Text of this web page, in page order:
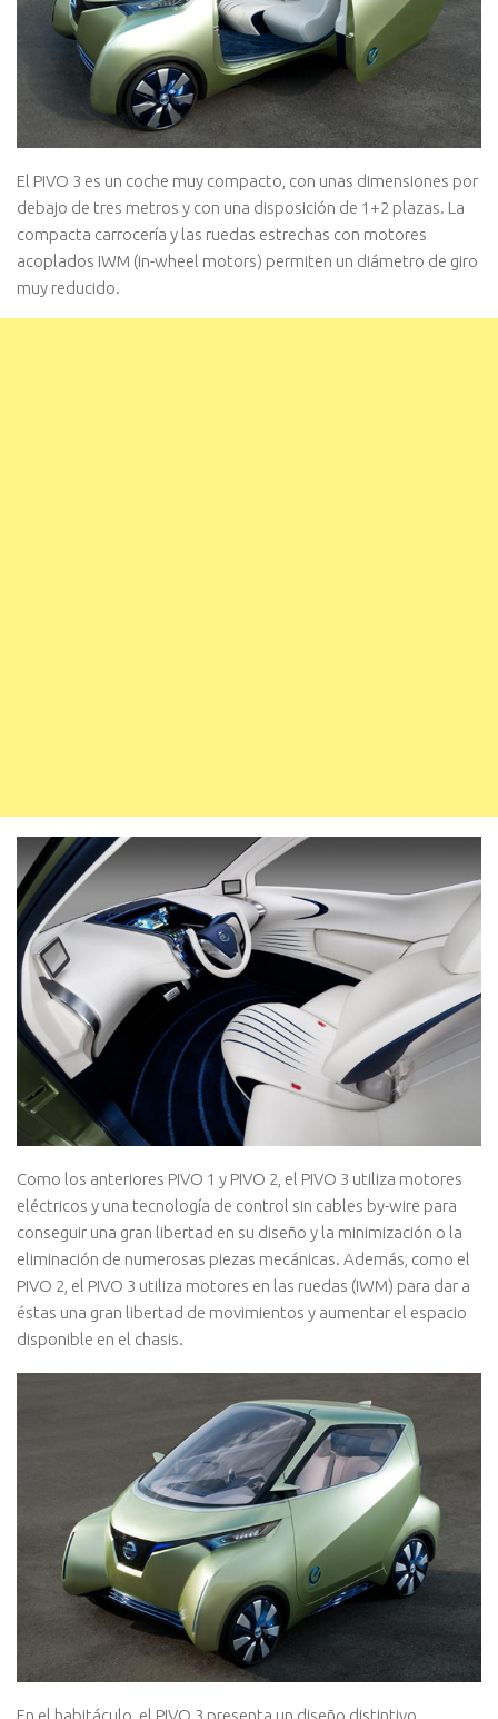
El PIVO 3 es un coche muy compacto, con unas dimensiones por
debajo de tres metros y con una disposición de 1+2 plazas. La
compacta carrocería y las ruedas estrechas con motores
acoplados IWM (in-wheel motors) permiten un diámetro de giro
muy reducido.
Como los anteriores PIVO 1 y PIVO 2, el PIVO 3 utiliza motores
eléctricos y una tecnología de control sin cables by-wire para
conseguir una gran libertad en su diseño y la minimización o la
eliminación de numerosas piezas mecánicas. Además, como el
PIVO 2, el PIVO 3 utiliza motores en las ruedas (IWM) para dar a
éstas una gran libertad de movimientos y aumentar el espacio
disponible en el chasis.